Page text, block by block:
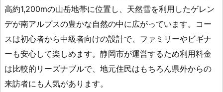
高約1,200mの山岳地帯に位置し、天然雪を利用したゲレン
デが南アルプスの豊かな自然の中に広がっています。コー
スは初心者から中級者向けの設計で、ファミリーやビギナ
ーも安心して楽しめます。静岡市が運営するため利用料金
は比較的リーズナブルで、地元住民はもちろん県外からの
来訪者にも人気があります。